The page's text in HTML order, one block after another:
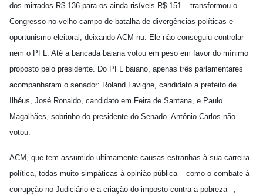
dos mirrados R$ 136 para os ainda risíveis R$ 151 – transformou o
Congresso no velho campo de batalha de divergências políticas e
oportunismo eleitoral, deixando ACM nu. Ele não conseguiu controlar
nem o PFL. Até a bancada baiana votou em peso em favor do mínimo
proposto pelo presidente. Do PFL baiano, apenas três parlamentares
acompanharam o senador: Roland Lavigne, candidato a prefeito de
Ilhéus, José Ronaldo, candidato em Feira de Santana, e Paulo
Magalhães, sobrinho do presidente do Senado. Antônio Carlos não
votou.
ACM, que tem assumido ultimamente causas estranhas à sua carreira
política, todas muito simpáticas à opinião pública – como o combate à
corrupção no Judiciário e a criação do imposto contra a pobreza –,